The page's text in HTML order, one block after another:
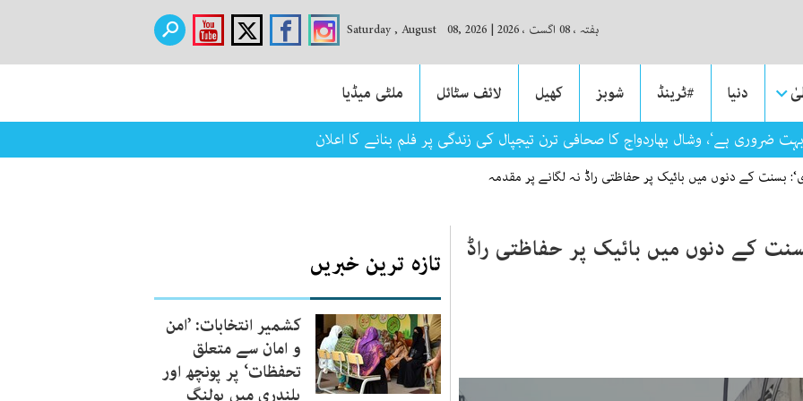
ہفتہ ، 08 اگست ، 2026 |
Saturday , August 08, 2026
دنیا #ٹرینڈ شوبز کھیل لائف سٹائل
ملٹی میڈیا
ضروری ہے‘، وشال بھاردواج کا صحافی ترن تیجپال کی زندگی پر فلم بنانے کا اعلان
بسنت کے دنوں میں بائیک پر حفاظتی راڈ
تازہ ترین خبریں
کشمیر انتخابات: ’امن
و امان سے متعلق
تحفظات‘ پر پونچھ اور
پلندری میں پولنگ